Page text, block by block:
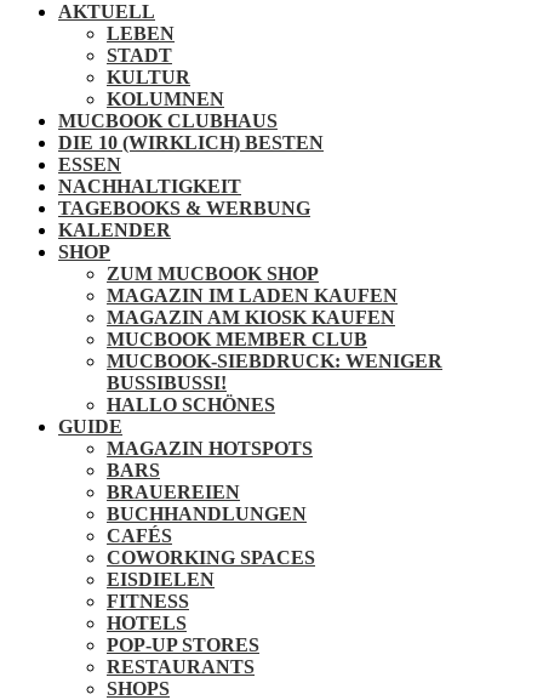
AKTUELL
LEBEN
STADT
KULTUR
KOLUMNEN
MUCBOOK CLUBHAUS
DIE 10 (WIRKLICH) BESTEN
ESSEN
NACHHALTIGKEIT
TAGEBOOKS & WERBUNG
KALENDER
SHOP
ZUM MUCBOOK SHOP
MAGAZIN IM LADEN KAUFEN
MAGAZIN AM KIOSK KAUFEN
MUCBOOK MEMBER CLUB
MUCBOOK-SIEBDRUCK: WENIGER
BUSSIBUSSI!
HALLO SCHÖNES
GUIDE
MAGAZIN HOTSPOTS
BARS
BRAUEREIEN
BUCHHANDLUNGEN
CAFÉS
COWORKING SPACES
EISDIELEN
FITNESS
HOTELS
POP-UP STORES
RESTAURANTS
SHOPS